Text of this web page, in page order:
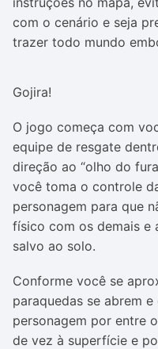
com o cenário e seja
trazer todo mundo
Gojira!
O jogo começa com
equipe de resgate
direção ao “olho do
você toma o controle
personagem para que
físico com os demais e
salvo ao solo.
Conforme você se
paraquedas se abrem
personagem por entre
de vez à superfície e